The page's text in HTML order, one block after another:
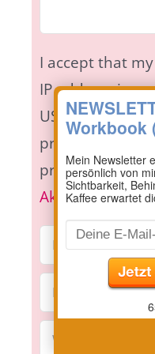
I accept that
IP address is
USA only for
prevention
program.More
Akismet and